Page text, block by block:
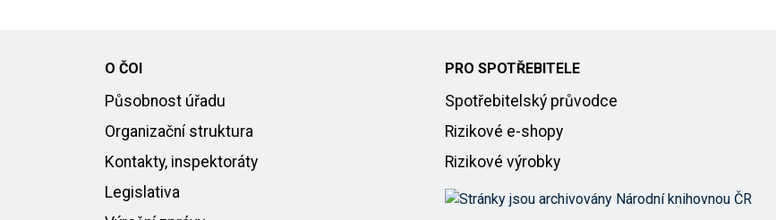
O ČOI
Působnost úřadu
Organizační struktura
Kontakty, inspektoráty
Legislativa
PRO SPOTŘEBITELE
Spotřebitelský průvodce
Rizikové e-shopy
Rizikové výrobky